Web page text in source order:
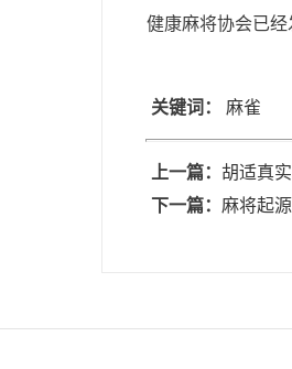
健康麻将协会已经
关键词： 麻雀
上一篇： 胡适真
下一篇： 麻将起